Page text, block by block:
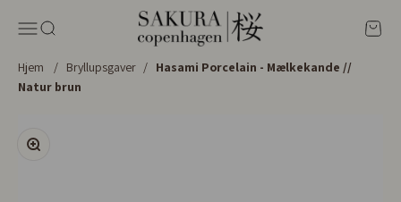
MenuSøg
Sakura Copenhagen
Kurv
Hjem / Bryllupsgaver / Hasami Porcelain - Mælkekande //
Natur brun
Zoom